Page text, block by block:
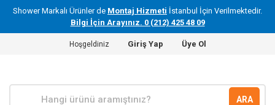
Shower Markalı Ürünler de Montaj Hizmeti İstanbul İçin Verilmektedir.
Bilgi İçin Arayınız. 0 (212) 425 48 09
Hoşgeldiniz Giriş Yap Üye Ol
ARA